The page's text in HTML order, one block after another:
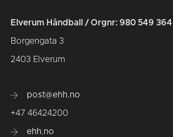
Elverum Håndball / Orgnr: 980 549 364
Borgengata 3
2403 Elverum
post@ehh.no
+47 46424200
ehh.no